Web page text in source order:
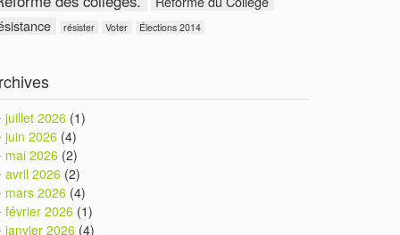
résister Voter Élections 2014
juillet 2026 (1)
juin 2026 (4)
mai 2026 (2)
avril 2026 (2)
mars 2026 (4)
février 2026 (1)
janvier 2026 (4)